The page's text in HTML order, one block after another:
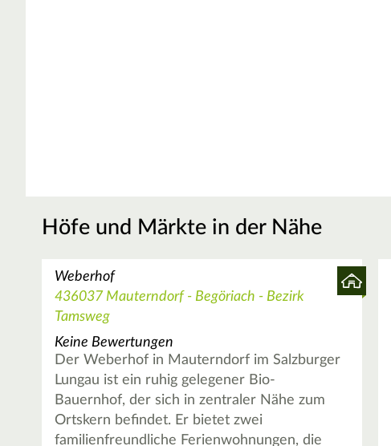
Höfe und Märkte in der Nähe
Weberhof
436037 Mauterndorf - Begöriach - Bezirk
Tamsweg
Keine Bewertungen
Der Weberhof in Mauterndorf im Salzburger
Lungau ist ein ruhig gelegener Bio-
Bauernhof, der sich in zentraler Nähe zum
Ortskern befindet. Er bietet zwei
familienfreundliche Ferienwohnungen, die